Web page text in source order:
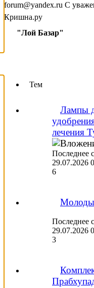
forum@yandex.ru С
Кришна.ру
"Лой Базар"
Тем
Лампы
лечения
Последнее
29.07.2026
6
Последнее
29.07.2026
3